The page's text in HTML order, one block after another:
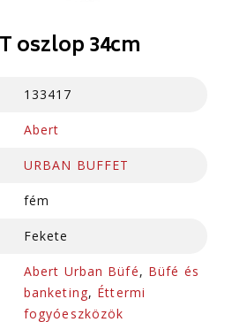
oszlop 34cm
133417
Abert
URBAN BUFFET
fém
Fekete
Abert Urban Büfé, Büfé és
banketing, Éttermi
fogyóeszközök